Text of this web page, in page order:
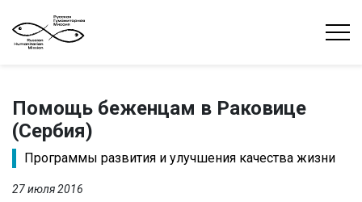
Помощь беженцам в Раковице
(Сербия)
Программы развития и улучшения качества жизни
27 июля 2016